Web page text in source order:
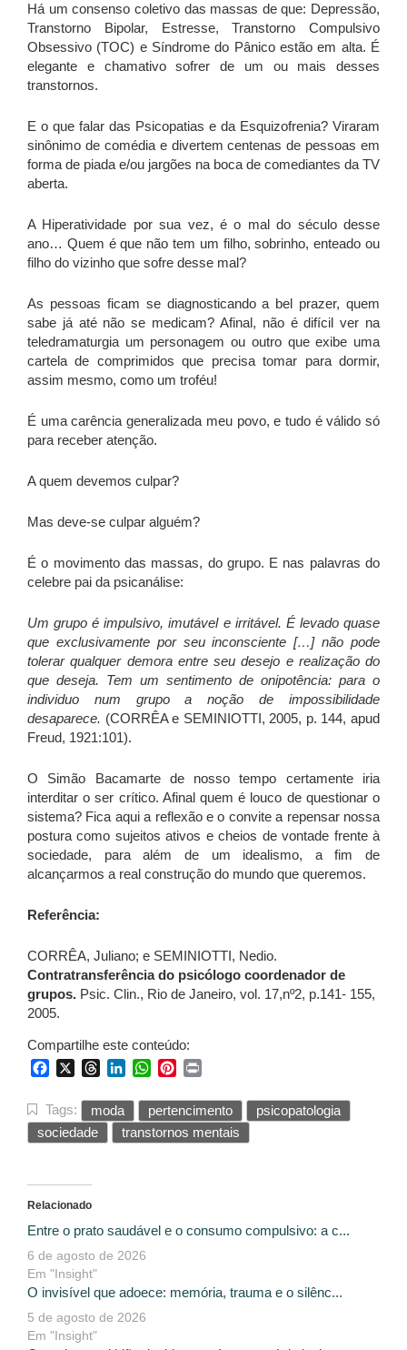
Há um consenso coletivo das massas de que: Depressão,
Transtorno Bipolar, Estresse, Transtorno Compulsivo
Obsessivo (TOC) e Síndrome do Pânico estão em alta. É
elegante e chamativo sofrer de um ou mais desses
transtornos.
E o que falar das Psicopatias e da Esquizofrenia? Viraram
sinônimo de comédia e divertem centenas de pessoas em
forma de piada e/ou jargões na boca de comediantes da TV
aberta.
A Hiperatividade por sua vez, é o mal do século desse
ano… Quem é que não tem um filho, sobrinho, enteado ou
filho do vizinho que sofre desse mal?
As pessoas ficam se diagnosticando a bel prazer, quem
sabe já até não se medicam? Afinal, não é difícil ver na
teledramaturgia um personagem ou outro que exibe uma
cartela de comprimidos que precisa tomar para dormir,
assim mesmo, como um troféu!
É uma carência generalizada meu povo, e tudo é válido só
para receber atenção.
A quem devemos culpar?
Mas deve-se culpar alguém?
É o movimento das massas, do grupo. E nas palavras do
celebre pai da psicanálise:
Um grupo é impulsivo, imutável e irritável. É levado quase
que exclusivamente por seu inconsciente […] não pode
tolerar qualquer demora entre seu desejo e realização do
que deseja. Tem um sentimento de onipotência: para o
individuo num grupo a noção de impossibilidade
desaparece. (CORRÊA e SEMINIOTTI, 2005, p. 144, apud
Freud, 1921:101).
O Simão Bacamarte de nosso tempo certamente iria
interditar o ser crítico. Afinal quem é louco de questionar o
sistema? Fica aqui a reflexão e o convite a repensar nossa
postura como sujeitos ativos e cheios de vontade frente à
sociedade, para além de um idealismo, a fim de
alcançarmos a real construção do mundo que queremos.
Referência:
CORRÊA, Juliano; e SEMINIOTTI, Nedio.
Contratransferência do psicólogo coordenador de
grupos. Psic. Clin., Rio de Janeiro, vol. 17,nº2, p.141- 155,
2005.
Compartilhe este conteúdo:
FacebookThreadsLinkedInWhatsApp
Pinterest
Tags: moda pertencimento
psicopatologia
sociedade
transtornos mentais
Relacionado
Entre o prato saudável e o consumo compulsivo: a c...
6 de agosto de 2026
Em "Insight"
O invisível que adoece: memória, trauma e o silênc...
5 de agosto de 2026
Em "Insight"